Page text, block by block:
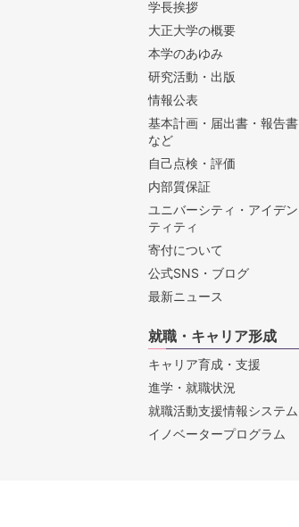
学長挨拶
大正大学の概要
本学のあゆみ
研究活動・出版
情報公表
基本計画・届出書・報告書
など
自己点検・評価
内部質保証
ユニバーシティ・アイデン
ティティ
寄付について
公式SNS・ブログ
最新ニュース
就職・キャリア形成
キャリア育成・支援
進学・就職状況
就職活動支援情報システム
イノベータープログラム